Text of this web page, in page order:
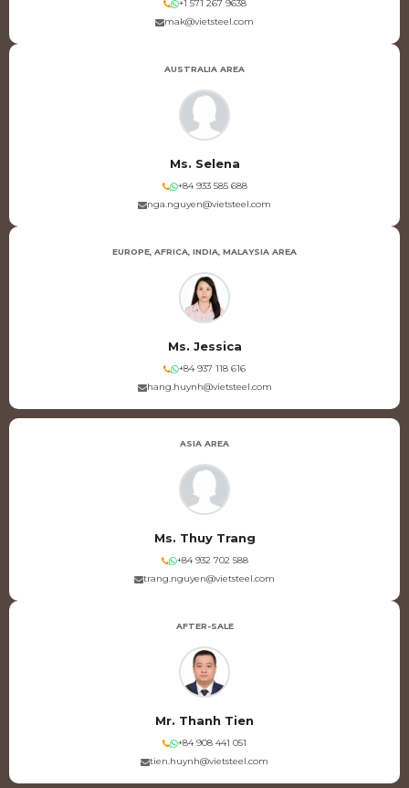
+1 571 267 9638
mak@vietsteel.com
AUSTRALIA AREA
Ms. Selena
+84 933 585 688
nga.nguyen@vietsteel.com
EUROPE, AFRICA, INDIA, MALAYSIA AREA
Ms. Jessica
+84 937 118 616
hang.huynh@vietsteel.com
ASIA AREA
Ms. Thuy Trang
+84 932 702 588
trang.nguyen@vietsteel.com
AFTER-SALE
Mr. Thanh Tien
+84 908 441 051
tien.huynh@vietsteel.com